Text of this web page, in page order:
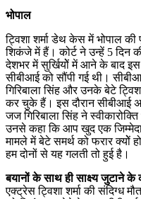
भोपाल
ट्विशा शर्मा डेथ केस में भोपाल की
शिकंजे में हैं। कोर्ट ने उन्हें 5 दिन
देशभर में सुर्खियोें में आने के बाद
सीबीआई को सौंपी गई थी।
गिरिबाला सिंह और उनके बेटे
कर चुके हैं। इस दौरान सीबीआई
जज गिरिबाला सिंह ने
उनसे कहा कि आप खुद एक
मामले में बेटे समर्थ को फरार क्योें
हम दोनों से यह गलती तो हुई है।
बयानों के साथ ही साक्ष्य जुटाने के
एक्ट्रेस ट्विशा शर्मा की संदिग्ध